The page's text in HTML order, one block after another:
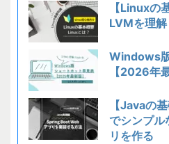
【Linuxの
LVMを理解
Windows
【2026年
【Javaの
でシンプ
リを作る